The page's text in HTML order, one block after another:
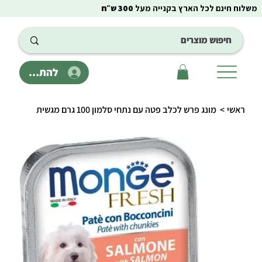
להתחבר
משלוח חינם לכל הארץ בקנייה מעל 300 ש״ח
ראשי > מונג פרש לכלב פטה עם נתחי סלמון 100 גרם מגשית